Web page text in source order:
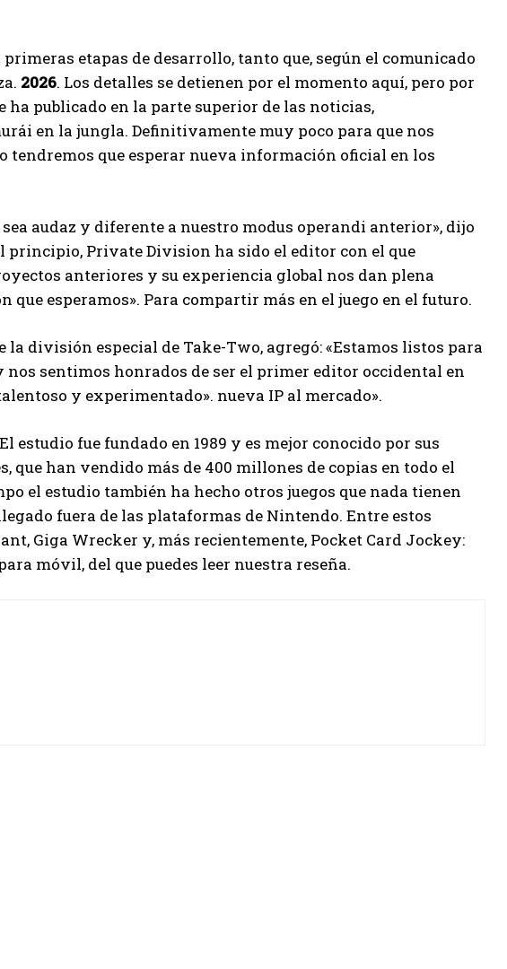
etapas de desarrollo, tanto que, según el comunicado
2026. Los detalles se detienen por el momento aquí, pero por
ha publicado en la parte superior de las noticias,
en la jungla. Definitivamente muy poco para que nos
tendremos que esperar nueva información oficial en los
audaz y diferente a nuestro modus operandi anterior», dijo
principio, Private Division ha sido el editor con el que
anteriores y su experiencia global nos dan plena
esperamos». Para compartir más en el juego en el futuro.
división especial de Take-Two, agregó: «Estamos listos para
nos sentimos honrados de ser el primer editor occidental en
y experimentado». nueva IP al mercado».
estudio fue fundado en 1989 y es mejor conocido por sus
que han vendido más de 400 millones de copias en todo el
el estudio también ha hecho otros juegos que nada tienen
fuera de las plataformas de Nintendo. Entre estos
Giga Wrecker y, más recientemente, Pocket Card Jockey:
móvil, del que puedes leer nuestra reseña.